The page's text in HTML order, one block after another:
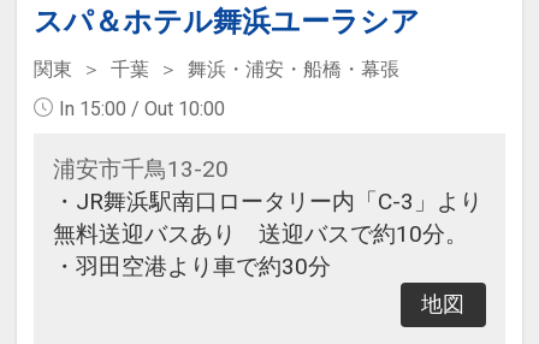
スパ＆ホテル舞浜ユーラシア
関東 千葉
舞浜・浦安・船橋・幕張
In 15:00 / Out 10:00
浦安市千鳥13-20
・JR舞浜駅南口ロータリー内「C-3」より
無料送迎バスあり 送迎バスで約10分。
・羽田空港より車で約30分
地図